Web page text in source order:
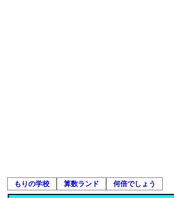
もりの学校 算数ランド 何倍でしょう